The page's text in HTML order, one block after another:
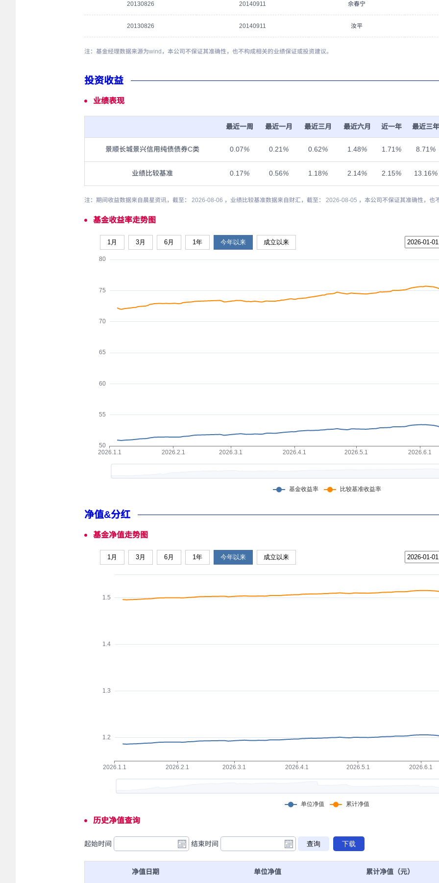
20130826 20140911 佘春宁
20130826 20140911 汝平
注：基金经理数据来源为wind，本公司不保证其准确性，也不构成相关的业绩保证或投资建议。
投资收益
业绩表现
最近一周 最近一月 最近三月 最近六月 近一年 最近三年
景顺长城景兴信用纯债债券C类 0.07% 0.21 % 0.62% 1.48% 1.71 % 8.71 %
业绩比较基准 0.17% 0.56% 1.18% 2.14% 2.15% 13.16%
注：期间收益数据来自晨星资讯，截至： 2026-08-06 ，业绩比较基准数据来自财汇，截至： 2026-08-05 ，本公司不保证其准确性，也
基金收益率走势图
1月 3月 6月 1年 今年以来 成立以来
净值&分红
基金净值走势图
1月 3月 6月 1年 今年以来 成立以来
历史净值查询
起始时间 结束时间
净值日期 单位净值 累计净值（元）